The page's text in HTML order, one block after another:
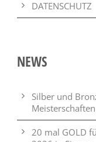
DATENSCHUTZ
NEWS
Silber und
20 mal GOLD